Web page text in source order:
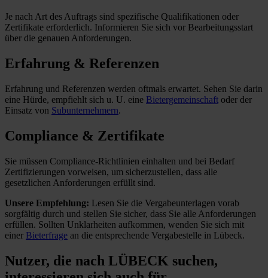
Je nach Art des Auftrags sind spezifische Qualifikationen oder
Zertifikate erforderlich. Informieren Sie sich vor Bearbeitungsstart
über die genauen Anforderungen.
Erfahrung & Referenzen
Erfahrung und Referenzen werden oftmals erwartet. Sehen Sie darin
eine Hürde, empfiehlt sich u. U. eine Bietergemeinschaft oder der
Einsatz von Subunternehmern.
Compliance & Zertifikate
Sie müssen Compliance-Richtlinien einhalten und bei Bedarf
Zertifizierungen vorweisen, um sicherzustellen, dass alle
gesetzlichen Anforderungen erfüllt sind.
Unsere Empfehlung: Lesen Sie die Vergabeunterlagen vorab
sorgfältig durch und stellen Sie sicher, dass Sie alle Anforderungen
erfüllen. Sollten Unklarheiten aufkommen, wenden Sie sich mit
einer Bieterfrage an die entsprechende Vergabestelle in Lübeck.
Nutzer, die nach LÜBECK suchen,